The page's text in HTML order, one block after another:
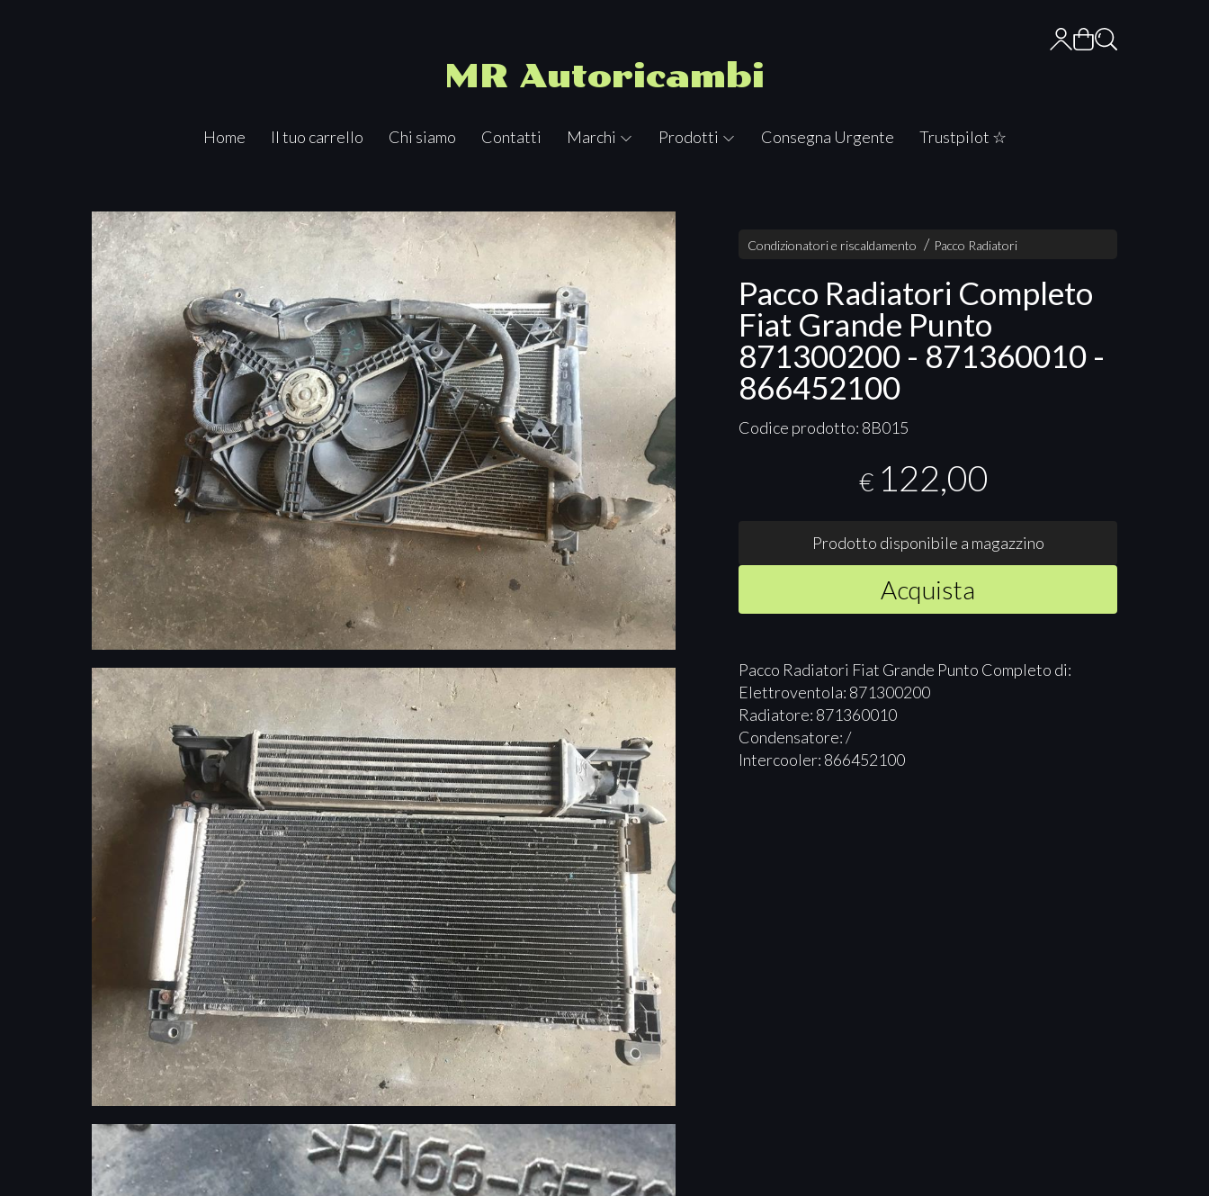
MR Autoricambi
Home Il tuo carrello Chi siamo Contatti Marchi Prodotti Consegna Urgente Trustpilot ☆
Condizionatori e riscaldamento Pacco Radiatori
Pacco Radiatori Completo
Fiat Grande Punto
871300200 - 871360010 -
866452100
Codice prodotto: 8B015
€ 122,00
Prodotto disponibile a magazzino
Acquista
Pacco Radiatori Fiat Grande Punto Completo di:
Elettroventola: 871300200
Radiatore: 871360010
Condensatore: /
Intercooler: 866452100